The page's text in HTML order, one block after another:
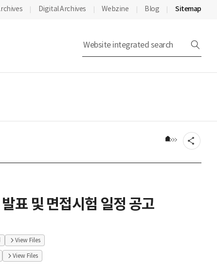
Digital Archives Webzine Blog Sitemap
Move to
표 및 면접시험 일정 공고
View Files
View Files